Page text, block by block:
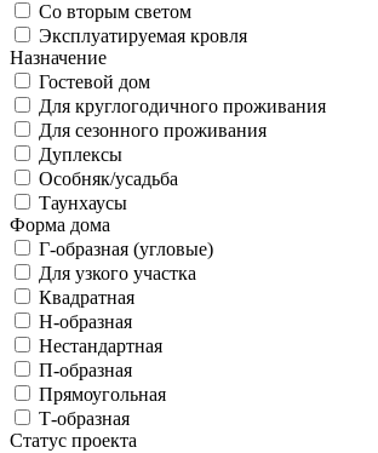
Со вторым светом
Эксплуатируемая кровля
Назначение
Гостевой дом
Для круглогодичного проживания
Для сезонного проживания
Дуплексы
Особняк/усадьба
Таунхаусы
Форма дома
Г-образная (угловые)
Для узкого участка
Квадратная
Н-образная
Нестандартная
П-образная
Прямоугольная
Т-образная
Статус проекта